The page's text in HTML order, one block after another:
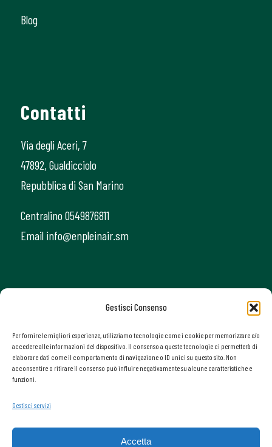
Gestisci Consenso
Per fornire le migliori esperienze, utilizziamo tecnologie come i cookie per memorizzare e/o
accedere alle informazioni del dispositivo. Il consenso a queste tecnologie ci permetterà di
elaborare dati come il comportamento di navigazione o ID unici su questo sito. Non
acconsentire o ritirare il consenso può influire negativamente su alcune caratteristiche e
funzioni.
Gestisci servizi
Accetta
Blog
Contatti
Via degli Aceri, 7
47892, Gualdicciolo
Repubblica di San Marino
Centralino 0549876811
Email info@enpleinair.sm